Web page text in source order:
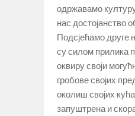
одржавамо
нас достојанство
Подсјећамо друге
су силом прилика
оквиру своји
гробове својих
околиш својих
запуштрена и